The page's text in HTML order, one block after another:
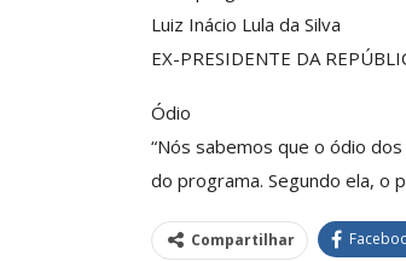
Luiz Inácio Lula da Silva
EX-PRESIDENTE DA
Ódio
“Nós sabemos que o ódio
do programa. Segundo ela, o
Compartilhar